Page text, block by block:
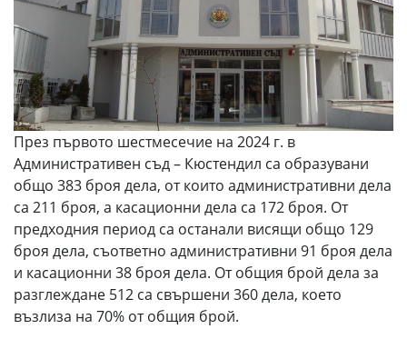
През първото шестмесечие на 2024 г. в
Административен съд – Кюстендил са образувани
общо 383 броя дела, от които административни дела
са 211 броя, а касационни дела са 172 броя. От
предходния период са останали висящи общо 129
броя дела, съответно административни 91 броя дела
и касационни 38 броя дела. От общия брой дела за
разглеждане 512 са свършени 360 дела, което
възлиза на 70% от общия брой.